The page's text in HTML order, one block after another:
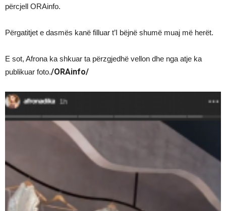
përcjell ORAinfo.
Përgatitjet e dasmës kanë filluar t’I bëjnë shumë muaj më herët.
E sot, Afrona ka shkuar ta përzgjedhë vellon dhe nga atje ka
publikuar foto./ORAinfo/